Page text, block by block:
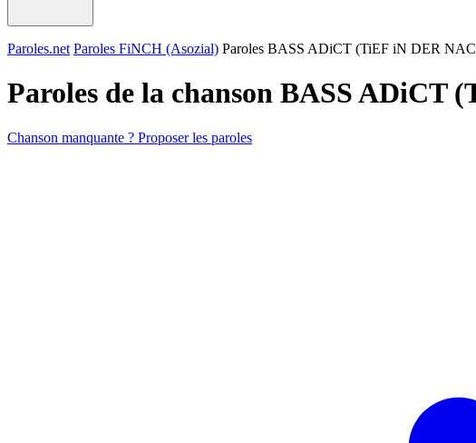
Paroles.net Paroles FiNCH (Asozial) Paroles BASS ADiCT (TiEF iN DER
Paroles de la chanson BASS ADiCT
Chanson manquante ? Proposer les paroles